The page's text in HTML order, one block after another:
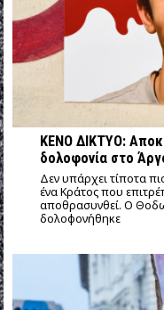
ΚΕΝΟ ΔΙΚΤΥΟ:
δολοφονία στο
Δεν υπάρχει τίποτα
ένα Κράτος που
αποθρασυνθεί. Ο
δολοφονήθηκε